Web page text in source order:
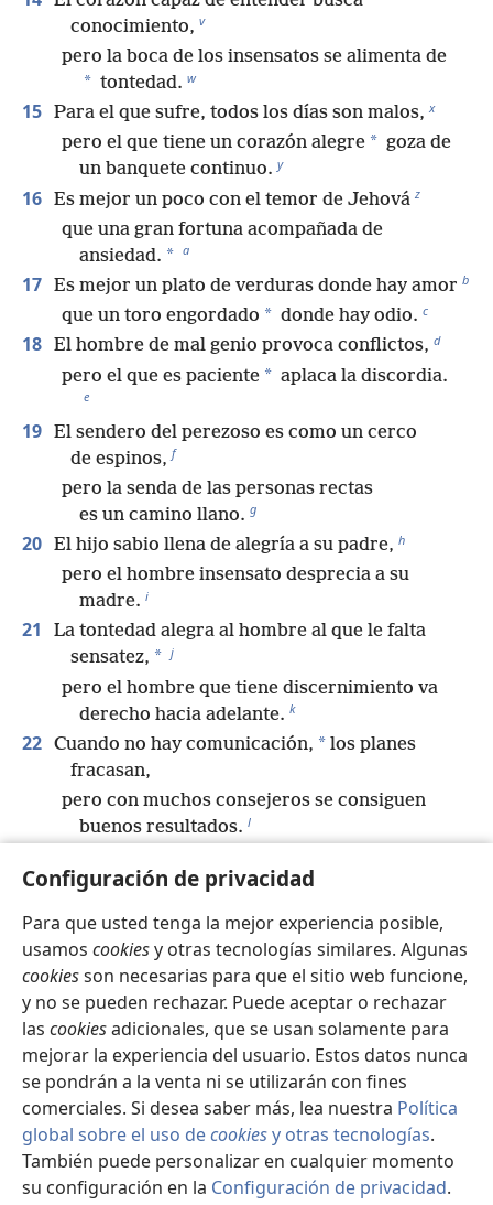
Configuración de privacidad
Para que usted tenga la mejor experiencia posible,
usamos cookiesy otras tecnologías similares. Algunas
cookiesson necesarias para que el sitio web funcione,
y no se pueden rechazar. Puede aceptar o rechazar
las cookiesadicionales, que se usan solamente para
mejorar la experiencia del usuario. Estos datos nunca
se pondrán a la venta ni se utilizarán con fines
comerciales. Si desea saber más, lea nuestra Política
global sobre el uso decookiesy otras tecnologías.
También puede personalizar en cualquier momento
su configuración en la Configuración de privacidad.
conocimiento, v
pero la boca de los insensatos se alimenta de
* tontedad. w
15 Para el que sufre, todos los días son malos, x
pero el que tiene un corazón alegre * goza de
un banquete continuo. y
16 Es mejor un poco con el temor de Jehová z
que una gran fortuna acompañada de
ansiedad. * a
17 Es mejor un plato de verduras donde hay amor b
que un toro engordado * donde hay odio. c
18 El hombre de mal genio provoca conflictos, d
pero el que es paciente * aplaca la discordia.
e
19 El sendero del perezoso es como un cerco
de espinos, f
pero la senda de las personas rectas
es un camino llano. g
20 El hijo sabio llena de alegría a su padre, h
pero el hombre insensato desprecia a su
madre. i
21
La tontedad alegra al hombre al que le falta
sensatez, * j
pero el hombre que tiene discernimiento va
derecho hacia adelante. k
22 Cuando no hay comunicación, * los planes
fracasan,
pero con muchos consejeros se consiguen
buenos resultados. l
adecuada, * m
¡y qué buena es la palabra dicha
en el momento oportuno! n
24 La senda de la vida lleva a lo alto a quien
es perspicaz
para apartarlo de la Tumba * allá abajo.
25 Jehová derribará la casa del arrogante, q
pero mantendrá los límites del terreno de la
viuda. r
26 Jehová detesta los planes del malvado, s
pero las palabras agradables son puras para
él. t